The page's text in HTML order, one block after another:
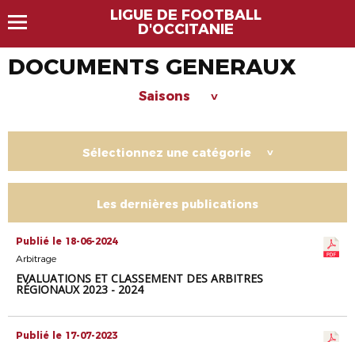
LIGUE DE FOOTBALL
D'OCCITANIE
DOCUMENTS GENERAUX
Saisons >
Sélectionnez une catégorie >
Les dernières publications
Publié le 18-06-2024
Arbitrage
EVALUATIONS ET CLASSEMENT DES ARBITRES
RÉGIONAUX 2023 - 2024
Publié le 17-07-2023